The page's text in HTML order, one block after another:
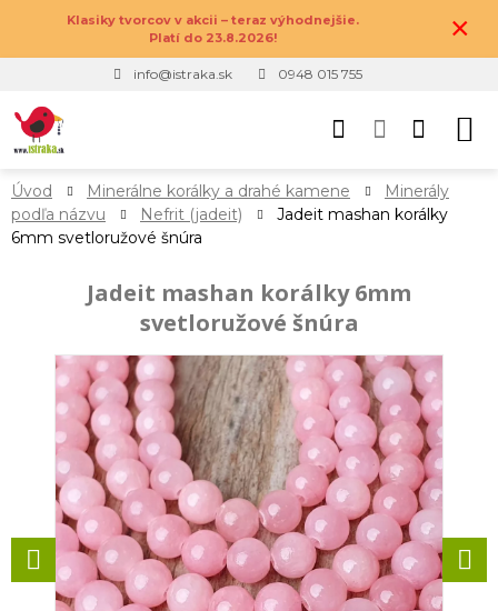
Klasiky tvorcov v akcii – teraz výhodnejšie.
Platí do 23.8.2026!
×
info@istraka.sk 0948 015 755
Úvod Minerálne korálky a drahé kamene
Minerály
podľa názvu
Nefrit (jadeit)
Jadeit mashan korálky
6mm svetloružové šnúra
Jadeit mashan korálky 6mm
svetloružové šnúra